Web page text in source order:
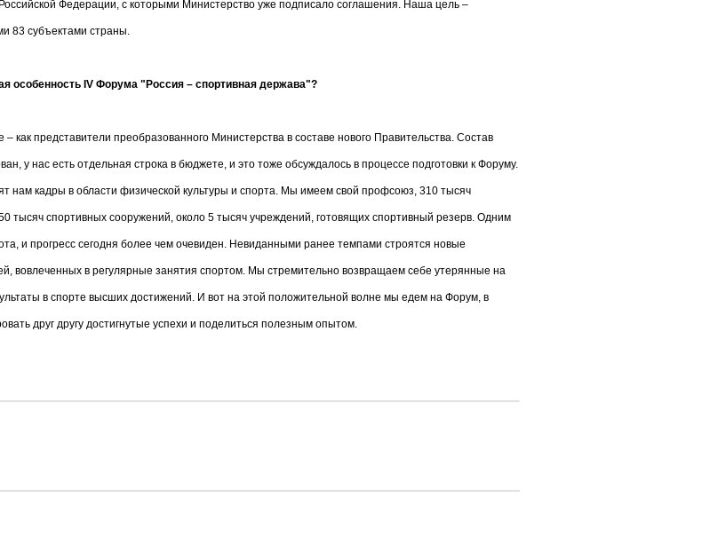
Федерации, с которыми Министерство уже подписало соглашения. Наша цель –
83 субъектами страны.
особенность IV Форума "Россия – спортивная держава"?
как представители преобразованного Министерства в составе нового Правительства. Состав
у нас есть отдельная строка в бюджете, и это тоже обсуждалось в процессе подготовки к Форуму.
нам кадры в области физической культуры и спорта. Мы имеем свой профсоюз, 310 тысяч
тысяч спортивных сооружений, около 5 тысяч учреждений, готовящих спортивный резерв. Одним
и прогресс сегодня более чем очевиден. Невиданными ранее темпами строятся новые
вовлеченных в регулярные занятия спортом. Мы стремительно возвращаем себе утерянные на
в спорте высших достижений. И вот на этой положительной волне мы едем на Форум, в
друг другу достигнутые успехи и поделиться полезным опытом.